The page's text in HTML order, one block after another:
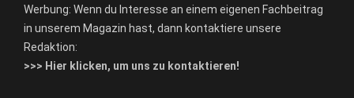
Werbung: Wenn du Interesse an einem eigenen Fachbeitrag
in unserem Magazin hast, dann kontaktiere unsere
Redaktion:
>>> Hier klicken, um uns zu kontaktieren!